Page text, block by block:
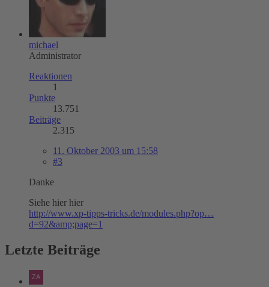
michael
Administrator
Reaktionen
1
Punkte
13.751
Beiträge
2.315
11. Oktober 2003 um 15:58
#3
Danke
Siehe hier hier
http://www.xp-tipps-tricks.de/modules.php?op…
d=92&amp;page=1
Letzte Beiträge